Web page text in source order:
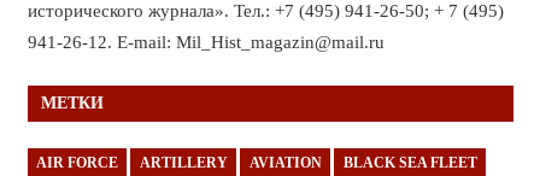
исторического журнала». Тел.: +7 (495) 941-26-50; + 7 (495)
941-26-12. E-mail: Mil_Hist_magazin@mail.ru
МЕТКИ
AIR FORCE ARTILLERY AVIATION BLACK SEA FLEET